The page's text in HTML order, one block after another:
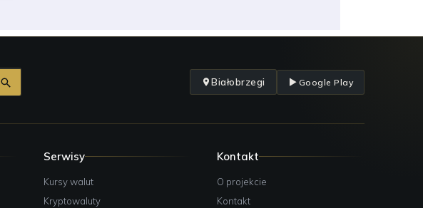
Białobrzegi Google Play
Serwisy
Kursy walut
Kryptowaluty
Kontakt
O projekcie
Kontakt